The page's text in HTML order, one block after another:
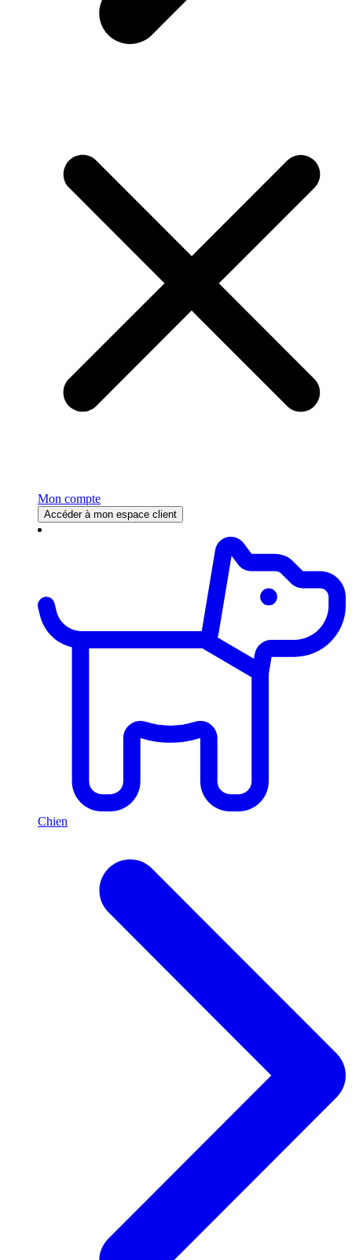
Mon compte
Accéder à mon espace client
Chien